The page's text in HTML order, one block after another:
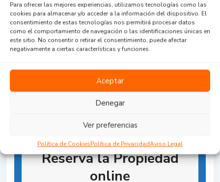
Para ofrecer las mejores experiencias, utilizamos tecnologías como las
cookies para almacenar y/o acceder a la información del dispositivo. El
consentimiento de estas tecnologías nos permitirá procesar datos
como el comportamiento de navegación o las identificaciones únicas en
este sitio. No consentir o retirar el consentimiento, puede afectar
negativamente a ciertas características y funciones.
Aceptar
Denegar
Ver preferencias
Política de CookiesPolítica de PrivacidadAviso Legal
Agent Reviews
...
Reserva la Propiedad
online